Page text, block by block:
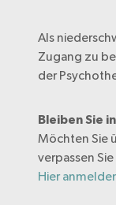
Als
Zugang zu
der
Bleiben Sie
Möchten Sie
verpassen
Hier